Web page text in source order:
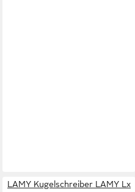
LAMY Kugelschreiber LAMY Lx